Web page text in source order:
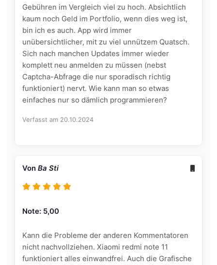
Gebühren im Vergleich viel zu hoch. Absichtlich
kaum noch Geld im Portfolio, wenn dies weg ist,
bin ich es auch. App wird immer
unübersichtlicher, mit zu viel unnützem Quatsch.
Sich nach manchen Updates immer wieder
komplett neu anmelden zu müssen (nebst
Captcha-Abfrage die nur sporadisch richtig
funktioniert) nervt. Wie kann man so etwas
einfaches nur so dämlich programmieren?
Verfasst am 20.10.2024
Von Ba Sti
Note: 5,00
Kann die Probleme der anderen Kommentatoren
nicht nachvollziehen. Xiaomi redmi note 11
funktioniert alles einwandfrei. Auch die Grafische